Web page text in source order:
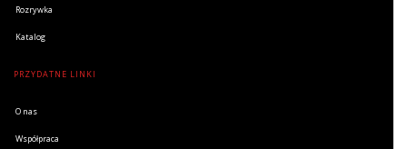
Rozrywka
Katalog
PRZYDATNE LINKI
O nas
Współpraca